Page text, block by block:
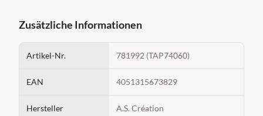
Zusätzliche Informationen
Artikel-Nr. 781992 (TAP74060)
EAN 4051315673829
Hersteller A.S. Création